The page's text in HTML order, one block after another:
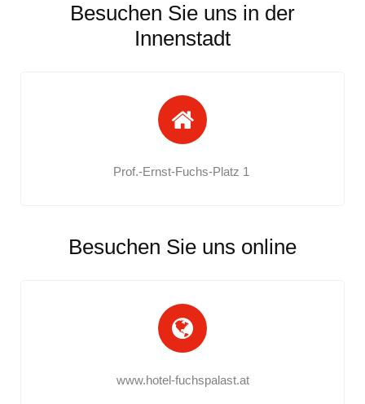
Besuchen Sie uns in der
Innenstadt
Prof.-Ernst-Fuchs-Platz 1
Besuchen Sie uns online
www.hotel-fuchspalast.at